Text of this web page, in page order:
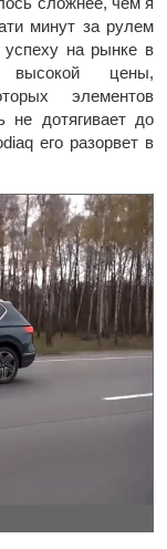
минут за рулем
успеху на рынке в
высокой цены,
элементов
не дотягивает до
его разорвет в